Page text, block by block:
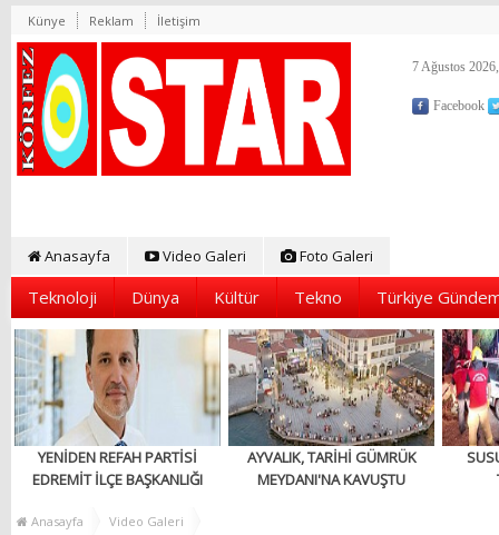
Künye Reklam İletişim
7 Ağustos
Facebook
Anasayfa Video Galeri Foto Galeri
Teknoloji Dünya Kültür Tekno Türkiye
YENİDEN REFAH PARTİSİ
EDREMİT İLÇE BAŞKANLIĞI
AÇILIYOR!
AYVALIK, TARİHİ GÜMRÜK
MEYDANI'NA KAVUŞTU
Anasayfa Video Galeri